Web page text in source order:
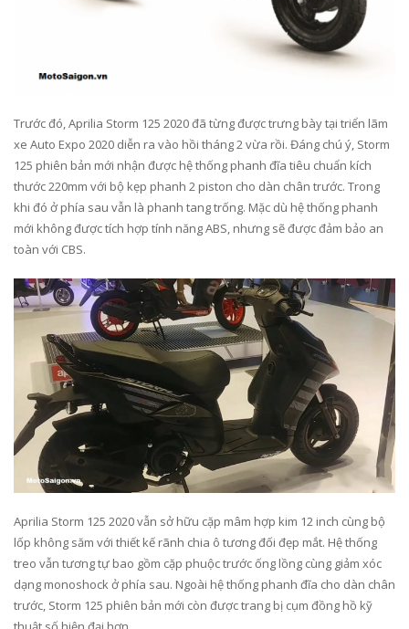
Trước đó, Aprilia Storm 125 2020 đã từng được trưng bày tại triển lãm
xe Auto Expo 2020 diễn ra vào hồi tháng 2 vừa rồi. Đáng chú ý, Storm
125 phiên bản mới nhận được hệ thống phanh đĩa tiêu chuẩn kích
thước 220mm với bộ kẹp phanh 2 piston cho dàn chân trước. Trong
khi đó ở phía sau vẫn là phanh tang trống. Mặc dù hệ thống phanh
mới không được tích hợp tính năng ABS, nhưng sẽ được đảm bảo an
toàn với CBS.
Aprilia Storm 125 2020 vẫn sở hữu cặp mâm hợp kim 12 inch cùng bộ
lốp không săm với thiết kế rãnh chia ô tương đối đẹp mắt. Hệ thống
treo vẫn tương tự bao gồm cặp phuộc trước ống lồng cùng giảm xóc
dạng monoshock ở phía sau. Ngoài hệ thống phanh đĩa cho dàn chân
trước, Storm 125 phiên bản mới còn được trang bị cụm đồng hồ kỹ